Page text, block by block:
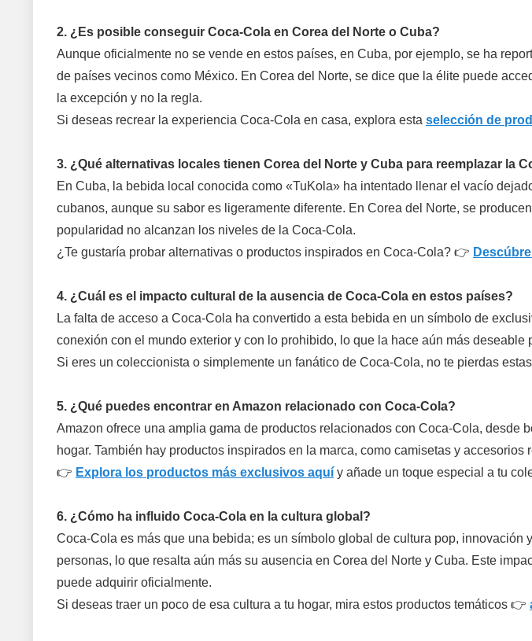
2. ¿Es posible conseguir Coca-Cola en Corea del Norte o Cuba?
Aunque oficialmente no se vende en estos países, en Cuba, por ejemplo, se ha
de países vecinos como México. En Corea del Norte, se dice que la élite puede
la excepción y no la regla.
Si deseas recrear la experiencia Coca-Cola en casa, explora esta selección de
3. ¿Qué alternativas locales tienen Corea del Norte y Cuba para reemplazar la
En Cuba, la bebida local conocida como «TuKola» ha intentado llenar el vacío
cubanos, aunque su sabor es ligeramente diferente. En Corea del Norte, se
popularidad no alcanzan los niveles de la Coca-Cola.
¿Te gustaría probar alternativas o productos inspirados en Coca-Cola? 👉
4. ¿Cuál es el impacto cultural de la ausencia de Coca-Cola en estos países?
La falta de acceso a Coca-Cola ha convertido a esta bebida en un símbolo de
conexión con el mundo exterior y con lo prohibido, lo que la hace aún más deseable
Si eres un coleccionista o simplemente un fanático de Coca-Cola, no te pierdas
5. ¿Qué puedes encontrar en Amazon relacionado con Coca-Cola?
Amazon ofrece una amplia gama de productos relacionados con Coca-Cola,
hogar. También hay productos inspirados en la marca, como camisetas y
👉 Explora los productos más exclusivos aquí y añade un toque especial a tu
6. ¿Cómo ha influido Coca-Cola en la cultura global?
Coca-Cola es más que una bebida; es un símbolo global de cultura pop,
personas, lo que resalta aún más su ausencia en Corea del Norte y Cuba. Este
puede adquirir oficialmente.
Si deseas traer un poco de esa cultura a tu hogar, mira estos productos temáticos 👉